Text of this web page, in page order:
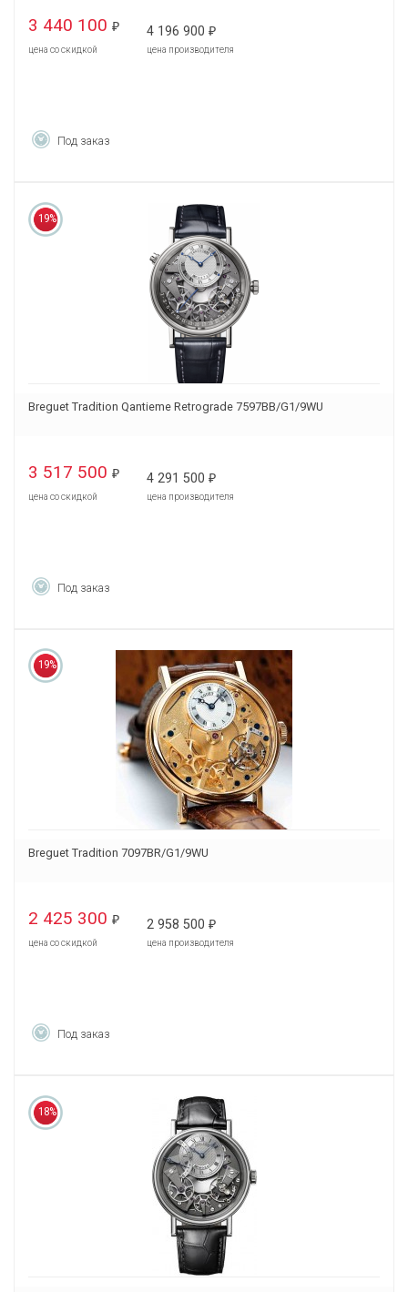
3 440 100 ₽
цена со скидкой
4 196 900 ₽
цена производителя
Под заказ
19%
Breguet Tradition Qantieme Retrograde 7597BB/G1/9WU
3 517 500 ₽
цена со скидкой
4 291 500 ₽
цена производителя
Под заказ
19%
Breguet Tradition 7097BR/G1/9WU
2 425 300 ₽
цена со скидкой
2 958 500 ₽
цена производителя
Под заказ
18%